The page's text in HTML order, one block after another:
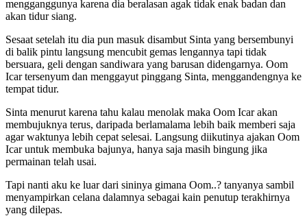
mengganggunya karena dia beralasan agak tidak enak badan dan
akan tidur siang.
Sesaat setelah itu dia pun masuk disambut Sinta yang bersembunyi
di balik pintu langsung mencubit gemas lengannya tapi tidak
bersuara, geli dengan sandiwara yang barusan didengarnya. Oom
Icar tersenyum dan menggayut pinggang Sinta, menggandengnya ke
tempat tidur.
Sinta menurut karena tahu kalau menolak maka Oom Icar akan
membujuknya terus, daripada berlamalama lebih baik memberi saja
agar waktunya lebih cepat selesai. Langsung diikutinya ajakan Oom
Icar untuk membuka bajunya, hanya saja masih bingung jika
permainan telah usai.
Tapi nanti aku ke luar dari sininya gimana Oom..? tanyanya sambil
menyampirkan celana dalamnya sebagai kain penutup terakhirnya
yang dilepas.